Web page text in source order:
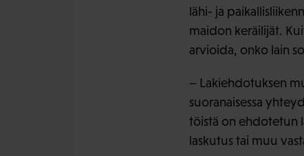
lähi- ja
maidon keräilijät.
arvioida, onko lain
– Lakiehdotuksen
suoranaisessa
töistä on ehdotetun
laskutus tai muu